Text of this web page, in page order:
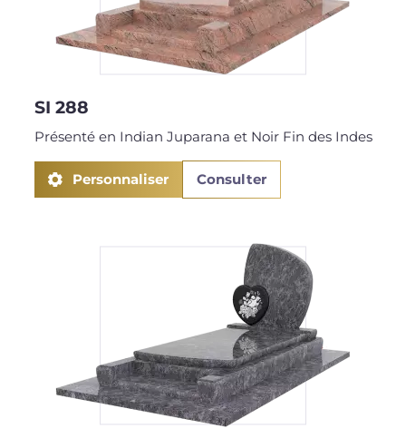
SI 288
Présenté en Indian Juparana et Noir Fin des Indes
Personnaliser Consulter